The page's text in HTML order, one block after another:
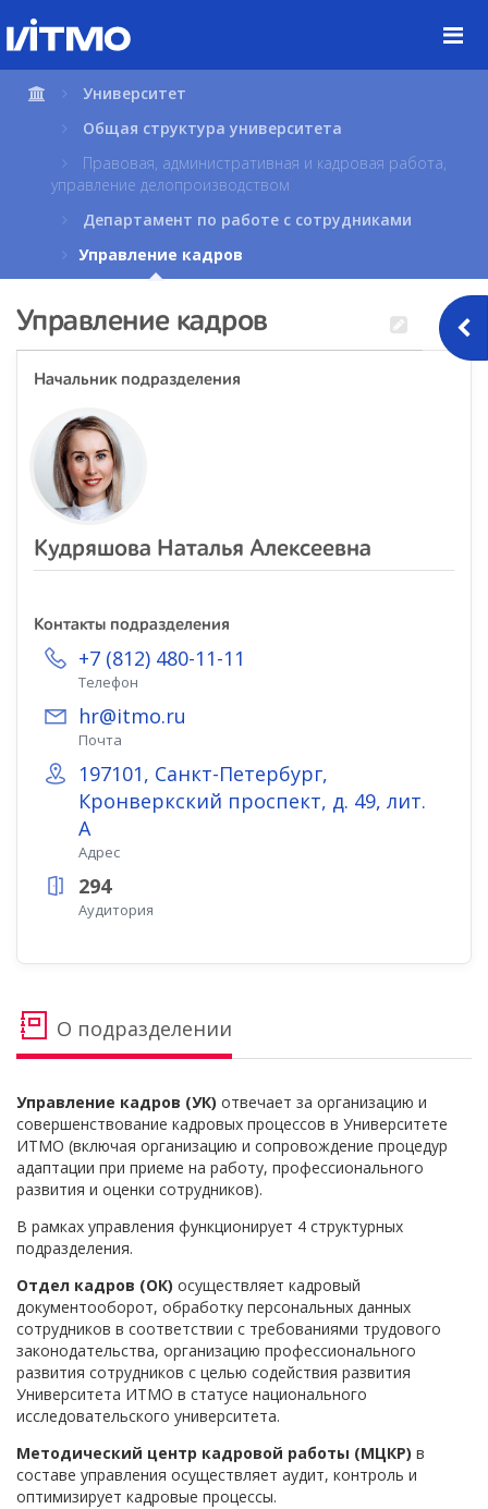
содержимому
страницы.
Университет
Общая структура университета
Правовая, административная и кадровая работа,
управление делопроизводством
Департамент по работе с сотрудниками
Управление кадров
Управление кадров
Начальник подразделения
Кудряшова Наталья Алексеевна
Контакты подразделения
+7 (812) 480-11-11
Телефон
hr@itmo.ru
Почта
197101, Санкт-Петербург,
Кронверкский проспект, д. 49, лит.
А
Адрес
294
Аудитория
О подразделении
Управление кадров (УК) отвечает за организацию и
совершенствование кадровых процессов в Университете
ИТМО (включая организацию и сопровождение процедур
адаптации при приеме на работу, профессионального
развития и оценки сотрудников).
В рамках управления функционирует 4 структурных
подразделения.
Отдел кадров (ОК) осуществляет кадровый
документооборот, обработку персональных данных
сотрудников в соответствии с требованиями трудового
законодательства, организацию профессионального
развития сотрудников с целью содействия развития
Университета ИТМО в статусе национального
исследовательского университета.
Методический центр кадровой работы (МЦКР) в
составе управления осуществляет аудит, контроль и
оптимизирует кадровые процессы.